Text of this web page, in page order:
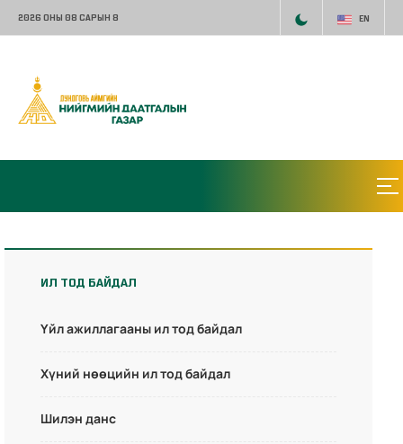
2026 ОНЫ 08 САРЫН 8 EN
ИЛ ТОД БАЙДАЛ
Үйл ажиллагааны ил тод байдал
Хүний нөөцийн ил тод байдал
Шилэн данс